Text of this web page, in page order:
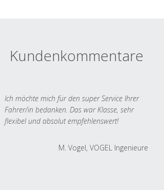
Kundenkommentare
Ich möchte mich für den super Service Ihrer
Fahrer/in bedanken. Das war Klasse, sehr
flexibel und absolut empfehlenswert!
M. Vogel, VOGEL Ingenieure